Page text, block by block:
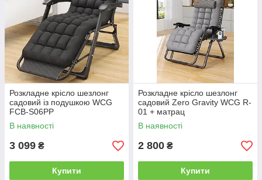
Розкладне крісло шезлонг
садовий із подушкою WCG
FCB-S06PP
В наявності
3 099 ₴
Купити
Розкладне крісло шезлонг
садовий Zero Gravity WCG R-
01 + матрац
В наявності
2 800 ₴
Купити